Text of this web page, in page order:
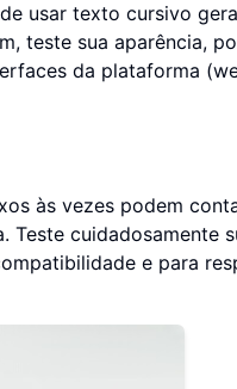
usar texto cursivo
teste sua aparência,
da plataforma
às vezes podem
Teste cuidadosamente
e para